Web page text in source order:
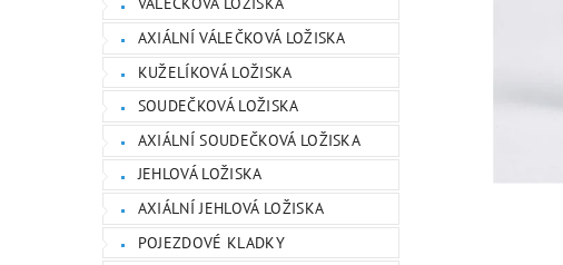
AXIÁLNÍ VÁLEČKOVÁ LOŽISKA
KUŽELÍKOVÁ LOŽISKA
SOUDEČKOVÁ LOŽISKA
AXIÁLNÍ SOUDEČKOVÁ LOŽISKA
JEHLOVÁ LOŽISKA
AXIÁLNÍ JEHLOVÁ LOŽISKA
POJEZDOVÉ KLADKY